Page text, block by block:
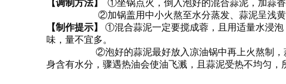
【调制方法】
①坐锅点火，倒入泡好的混合蒜泥，加蒜香
②加锅盖用中小火熬至水分蒸发、蒜泥呈浅黄色时
【制作提示】
①混合蒜泥一定要搅成蓉，且用适量水浸
味，量不宜多。
②泡好的蒜泥最好放入凉油锅中再上火熬制，蒜香
身含有水分，骤遇热油会使油飞溅，且蒜泥受热不均匀，